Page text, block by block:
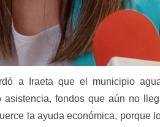
a Iraeta que el municipio
fondos que aún no
la ayuda económica, porque